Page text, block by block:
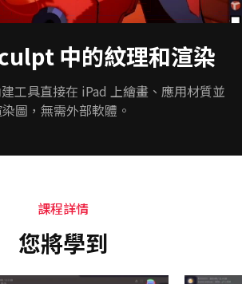
中的紋理和渲染
工具直接在 iPad 上繪畫、應用材質並
圖，無需外部軟體。
課程詳情
您將學到